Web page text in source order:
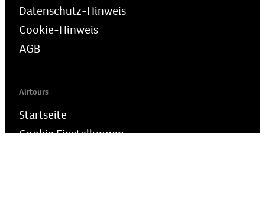
Datenschutz-Hinweis
Cookie-Hinweis
AGB
Airtours
Startseite
Cookie Einstellungen